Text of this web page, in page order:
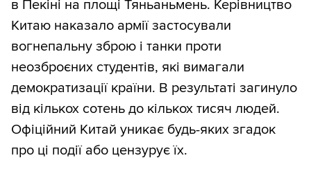
в Пекіні на площі Тяньаньмень. Керівництво
Китаю наказало армії застосували
вогнепальну зброю і танки проти
неозброєних студентів, які вимагали
демократизації країни. В результаті загинуло
від кількох сотень до кількох тисяч людей.
Офіційний Китай уникає будь-яких згадок
про ці події або цензурує їх.